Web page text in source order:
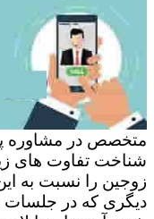
متخصص در مشاوره
شناخت تفاوت های
زوجین را نسبت به
دیگری که در جلسات